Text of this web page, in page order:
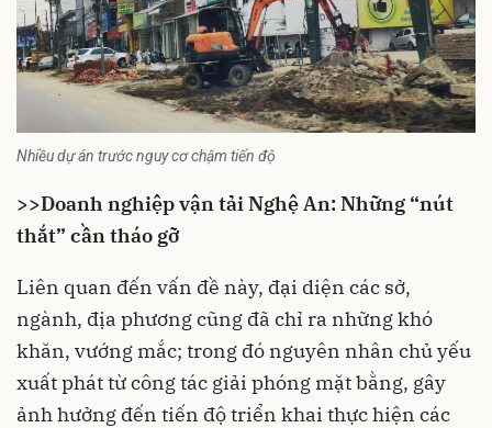
Nhiều dự án trước nguy cơ chậm tiến độ
>>Doanh nghiệp vận tải Nghệ An: Những “nút
thắt” cần tháo gỡ
Liên quan đến vấn đề này, đại diện các sở,
ngành, địa phương cũng đã chỉ ra những khó
khăn, vướng mắc; trong đó nguyên nhân chủ yếu
xuất phát từ công tác giải phóng mặt bằng, gây
ảnh hưởng đến tiến độ triển khai thực hiện các